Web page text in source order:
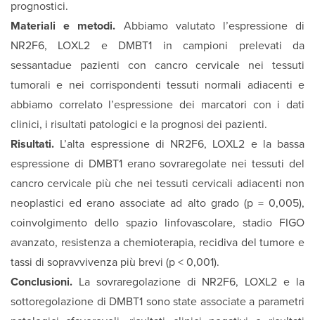
prognostici.
Materiali e metodi. Abbiamo valutato l’espressione di
NR2F6, LOXL2 e DMBT1 in campioni prelevati da
sessantadue pazienti con cancro cervicale nei tessuti
tumorali e nei corrispondenti tessuti normali adiacenti e
abbiamo correlato l’espressione dei marcatori con i dati
clinici, i risultati patologici e la prognosi dei pazienti.
Risultati. L’alta espressione di NR2F6, LOXL2 e la bassa
espressione di DMBT1 erano sovraregolate nei tessuti del
cancro cervicale più che nei tessuti cervicali adiacenti non
neoplastici ed erano associate ad alto grado (p = 0,005),
coinvolgimento dello spazio linfovascolare, stadio FIGO
avanzato, resistenza a chemioterapia, recidiva del tumore e
tassi di sopravvivenza più brevi (p < 0,001).
Conclusioni. La sovraregolazione di NR2F6, LOXL2 e la
sottoregolazione di DMBT1 sono state associate a parametri